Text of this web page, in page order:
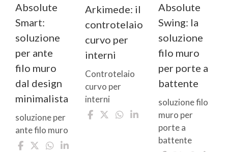
Absolute
Smart:
soluzione
per ante
filo muro
dal design
minimalista
soluzione per
ante filo muro
Arkimede: il
controtelaio
curvo per
interni
Controtelaio
curvo per
interni
Absolute
Swing: la
soluzione
filo muro
per porte a
battente
soluzione filo
muro per
porte a
battente